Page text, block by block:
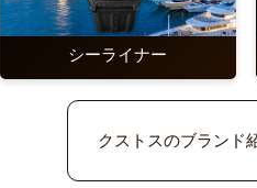
シーライナー
クストスのブランド